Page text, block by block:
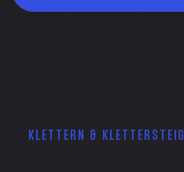
KLETTERN & KLETTERSTEIG